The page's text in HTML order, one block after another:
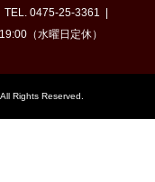
TEL. 0475-25-3361
（水曜日定休）
Rights Reserved.